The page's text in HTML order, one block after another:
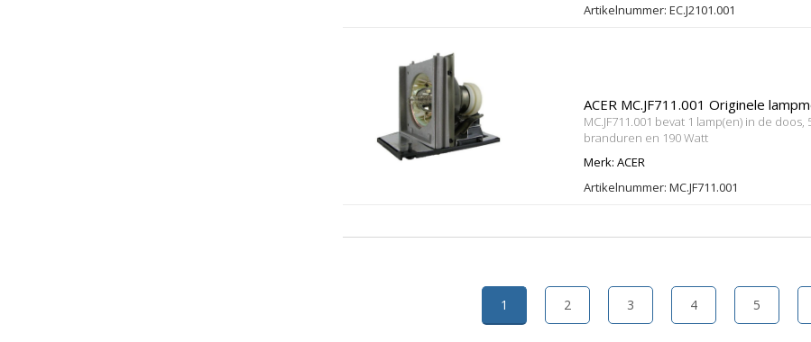
Artikelnummer: EC.J2101.001
ACER MC.JF711.001 Originele
MC.JF711.001 bevat 1 lamp(en) in de doos,
branduren en 190 Watt
Merk: ACER
Artikelnummer: MC.JF711.001
1 2 3 4 5